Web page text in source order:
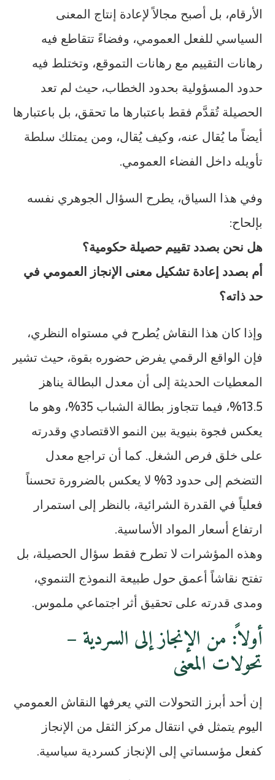
الأرقام، بل أصبح مجالاً لإعادة إنتاج المعنى
السياسي للفعل العمومي، وفضاءً تتقاطع فيه
رهانات التقييم مع رهانات التموقع، وتختلط فيه
حدود المسؤولية بحدود الخطاب، حيث لم تعد
الحصيلة تُقدَّم فقط باعتبارها ما تحقق، بل باعتبارها
أيضاً ما يُقال عنه، وكيف يُقال، ومن يمتلك سلطة
تأويله داخل الفضاء العمومي.
وفي هذا السياق، يطرح السؤال الجوهري نفسه
بإلحاح:
هل نحن بصدد تقييم حصيلة حكومية؟
أم بصدد إعادة تشكيل معنى الإنجاز العمومي في
حد ذاته؟
وإذا كان هذا النقاش يُطرح في مستواه النظري،
فإن الواقع الرقمي يفرض حضوره بقوة، حيث تشير
المعطيات الحديثة إلى أن معدل البطالة يناهز
13.5%، فيما تتجاوز بطالة الشباب 35%، وهو ما
يعكس فجوة بنيوية بين النمو الاقتصادي وقدرته
على خلق فرص الشغل. كما أن تراجع معدل
التضخم إلى حدود 3% لا يعكس بالضرورة تحسناً
فعلياً في القدرة الشرائية، بالنظر إلى استمرار
ارتفاع أسعار المواد الأساسية.
وهذه المؤشرات لا تطرح فقط سؤال الحصيلة، بل
تفتح نقاشاً أعمق حول طبيعة النموذج التنموي،
ومدى قدرته على تحقيق أثر اجتماعي ملموس.
أولاً: من الإنجاز إلى السردية –
تحولات المعنى
إن أحد أبرز التحولات التي يعرفها النقاش العمومي
اليوم يتمثل في انتقال مركز الثقل من الإنجاز
كفعل مؤسساتي إلى الإنجاز كسردية سياسية.